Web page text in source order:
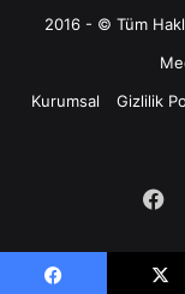
2016 - © Tüm
Kurumsal
Gizlilik